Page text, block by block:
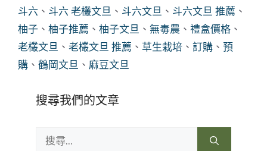
斗六 、 斗六 老欉文旦 、 斗六文旦 、 斗六文旦 推薦 、
柚子 、 柚子推薦 、 柚子文旦 、 無毒農 、 禮盒價格 、
老欉文旦 、 老欉文旦 推薦 、 草生栽培 、 訂購 、 預
購 、 鶴岡文旦 、 麻豆文旦
搜尋我們的文章
尋: